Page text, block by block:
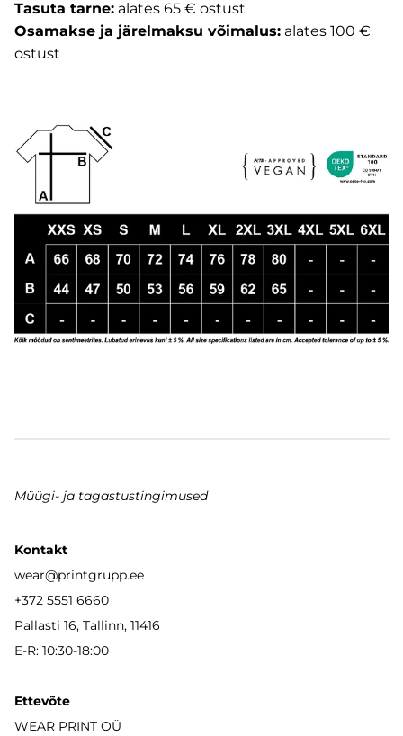
Tasuta tarne: alates 65 € ostust
Osamakse ja järelmaksu võimalus: alates 100 €
ostust
Müügi- ja tagastustingimused
Kontakt
wear@printgrupp.ee
+372 5551 6660
Pallasti 16, Tallinn, 11416
E-R: 10:30-18:00
Ettevõte
WEAR PRINT OÜ